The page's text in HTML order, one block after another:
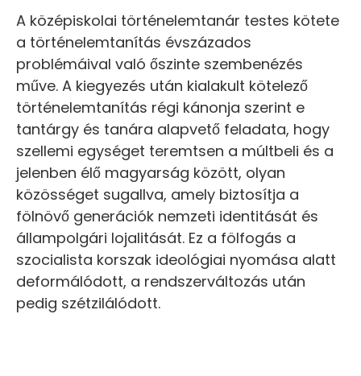
A középiskolai történelemtanár testes kötete
a történelemtanítás évszázados
problémáival való őszinte szembenézés
műve. A kiegyezés után kialakult kötelező
történelemtanítás régi kánonja szerint e
tantárgy és tanára alapvető feladata, hogy
szellemi egységet teremtsen a múltbeli és a
jelenben élő magyarság között, olyan
közösséget sugallva, amely biztosítja a
fölnövő generációk nemzeti identitását és
állampolgári lojalitását. Ez a fölfogás a
szocialista korszak ideológiai nyomása alatt
deformálódott, a rendszerváltozás után
pedig szétzilálódott.